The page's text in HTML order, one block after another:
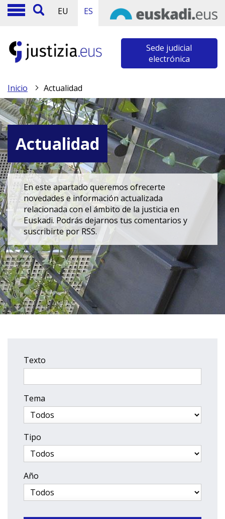
EU ES
Sede judicial
electrónica
Inicio Actualidad
Actualidad
En este apartado queremos ofrecerte
novedades e información actualizada
relacionada con el ámbito de la justicia en
Euskadi. Podrás dejarnos tus comentarios y
suscribirte por RSS.
Texto
Tema
Tipo
Año